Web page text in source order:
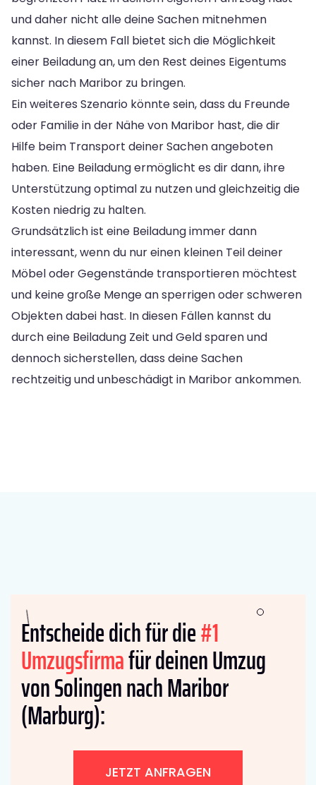
und daher nicht alle deine Sachen mitnehmen
kannst. In diesem Fall bietet sich die Möglichkeit
einer Beiladung an, um den Rest deines Eigentums
sicher nach Maribor zu bringen.
Ein weiteres Szenario könnte sein, dass du Freunde
oder Familie in der Nähe von Maribor hast, die dir
Hilfe beim Transport deiner Sachen angeboten
haben. Eine Beiladung ermöglicht es dir dann, ihre
Unterstützung optimal zu nutzen und gleichzeitig die
Kosten niedrig zu halten.
Grundsätzlich ist eine Beiladung immer dann
interessant, wenn du nur einen kleinen Teil deiner
Möbel oder Gegenstände transportieren möchtest
und keine große Menge an sperrigen oder schweren
Objekten dabei hast. In diesen Fällen kannst du
durch eine Beiladung Zeit und Geld sparen und
dennoch sicherstellen, dass deine Sachen
rechtzeitig und unbeschädigt in Maribor ankommen.
Entscheide dich für die#1
Umzugsfirmafür deinen Umzug
von Solingen nach Maribor
(Marburg):
JETZT ANFRAGEN